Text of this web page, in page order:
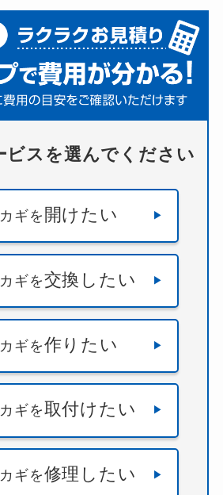
ビスを選んでください
カギを 開けたい
カギを交換したい
カギを作りたい
カギを取付けたい
カギを修理したい